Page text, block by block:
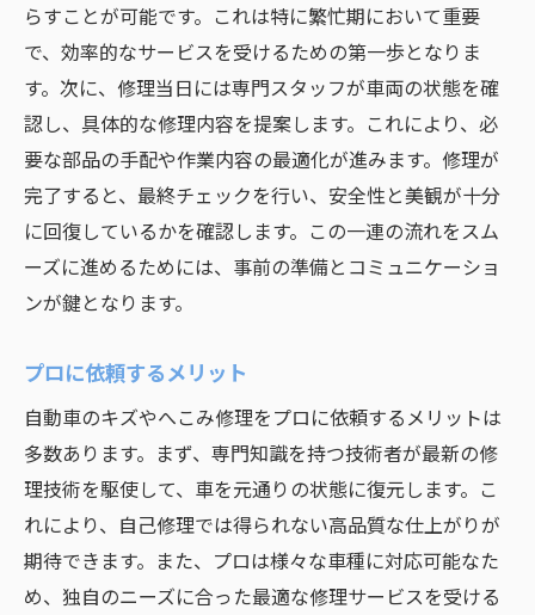
らすことが可能です。これは特に繁忙期において重要
で、効率的なサービスを受けるための第一歩となりま
す。次に、修理当日には専門スタッフが車両の状態を確
認し、具体的な修理内容を提案します。これにより、必
要な部品の手配や作業内容の最適化が進みます。修理が
完了すると、最終チェックを行い、安全性と美観が十分
に回復しているかを確認します。この一連の流れをスム
ーズに進めるためには、事前の準備とコミュニケーショ
ンが鍵となります。
プロに依頼するメリット
自動車のキズやへこみ修理をプロに依頼するメリットは
多数あります。まず、専門知識を持つ技術者が最新の修
理技術を駆使して、車を元通りの状態に復元します。こ
れにより、自己修理では得られない高品質な仕上がりが
期待できます。また、プロは様々な車種に対応可能なた
め、独自のニーズに合った最適な修理サービスを受ける